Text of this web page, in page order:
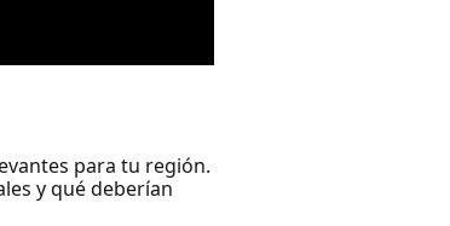
para tu región.
y qué deberían